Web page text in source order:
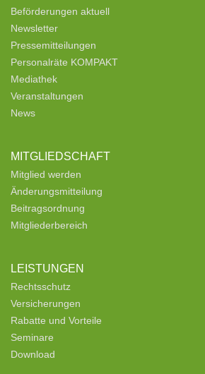
Beförderungen aktuell
Newsletter
Pressemitteilungen
Personalräte KOMPAKT
Mediathek
Veranstaltungen
News
MITGLIEDSCHAFT
Mitglied werden
Änderungsmitteilung
Beitragsordnung
Mitgliederbereich
LEISTUNGEN
Rechtsschutz
Versicherungen
Rabatte und Vorteile
Seminare
Download